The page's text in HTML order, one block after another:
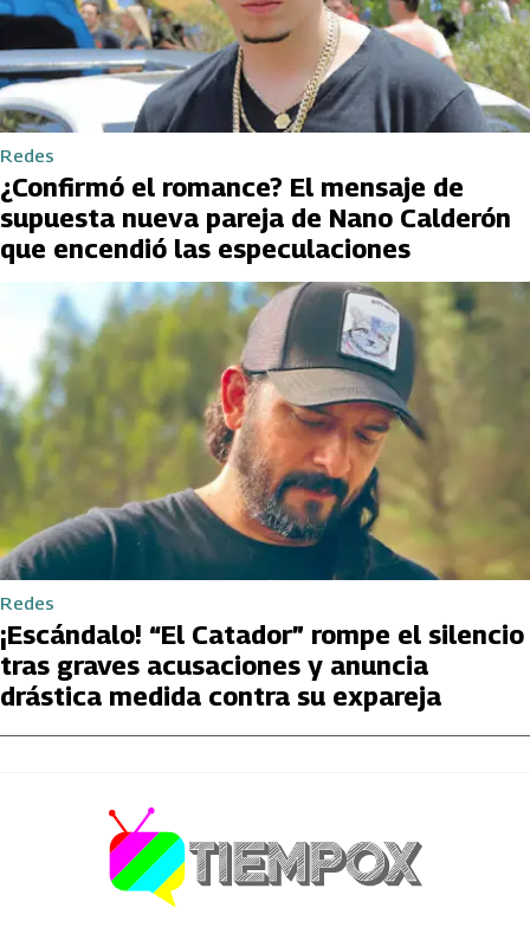
Redes
¿Confirmó el romance? El mensaje de
supuesta nueva pareja de Nano Calderón
que encendió las especulaciones
Redes
¡Escándalo! “El Catador” rompe el silencio
tras graves acusaciones y anuncia
drástica medida contra su expareja